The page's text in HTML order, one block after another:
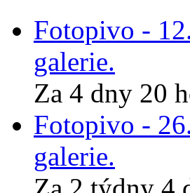
Fotopivo -
galerie.
Za 4 dny 20
Fotopivo -
galerie.